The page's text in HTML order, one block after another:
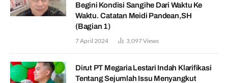
Begini Kondisi Sangihe Dari Waktu Ke
Waktu. Catatan Meidi Pandean,SH
(Bagian 1)
7 April 2024 3,097Views
Dirut PT Megaria Lestari Indah Klarifikasi
Tentang Sejumlah Issu Menyangkut